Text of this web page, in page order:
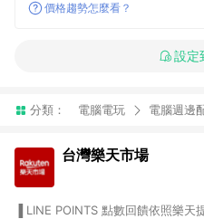
價格趨勢怎麼看？
設定
分類： 電腦電玩 電腦週邊
台灣樂天市場